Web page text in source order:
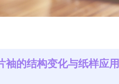
袖的结构变化与纸样应